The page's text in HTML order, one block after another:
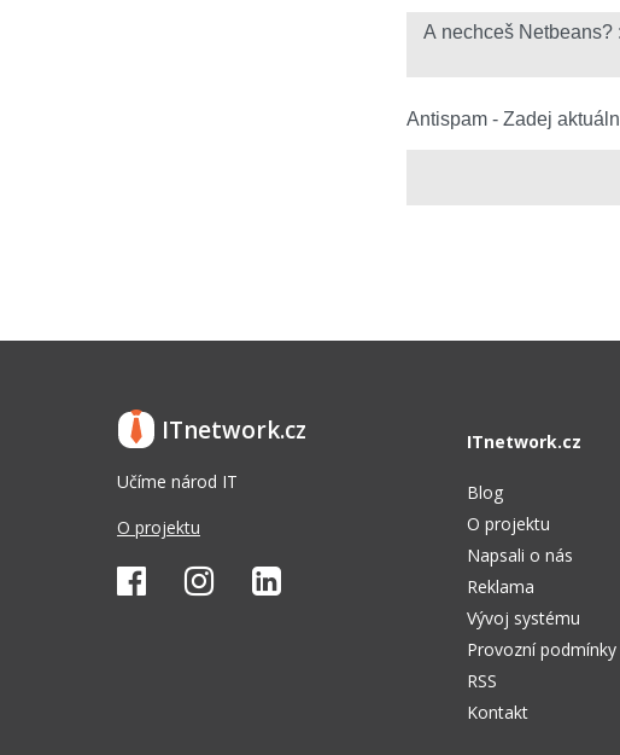
Antispam - Zadej
ITnetwork.cz
Učíme národ IT
O projektu
ITnetwork.cz
Blog
O projektu
Napsali o nás
Reklama
Vývoj systému
Provozní podmínky
RSS
Kontakt